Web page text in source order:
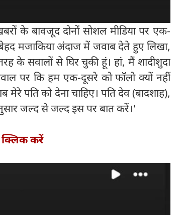
के बावजूद दोनों सोशल मीडिया पर एक-
मजाकिया अंदाज में जवाब देते हुए लिखा,
के सवालों से घिर चुकी हूं। हां, मैं शादीशुदा
पर कि हम एक-दूसरे को फॉलो क्यों नहीं
पति को देना चाहिए। पति देव (बादशाह),
जल्द से जल्द इस पर बात करें।'
क्लिक करें